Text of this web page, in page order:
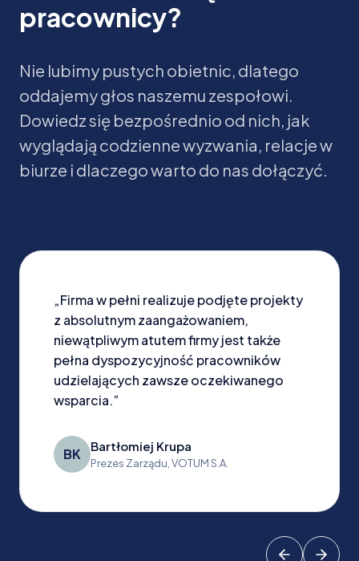
pracownicy?
Nie lubimy pustych obietnic, dlatego
oddajemy głos naszemu zespołowi.
Dowiedz się bezpośrednio od nich, jak
wyglądają codzienne wyzwania, relacje w
biurze i dlaczego warto do nas dołączyć.
„Firma w pełni realizuje podjęte projekty
z absolutnym zaangażowaniem,
niewątpliwym atutem firmy jest także
pełna dyspozycyjność pracowników
udzielających zawsze oczekiwanego
wsparcia.”
BK Bartłomiej Krupa
Prezes Zarządu, VOTUM S.A.